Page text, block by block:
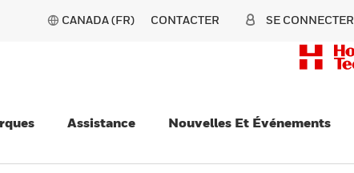
CANADA (FR) CONTACTER SE CONNECTER
Assistance Nouvelles Et Événements